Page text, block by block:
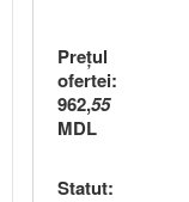
Preţul
ofertei:
962,55
MDL
Statut: